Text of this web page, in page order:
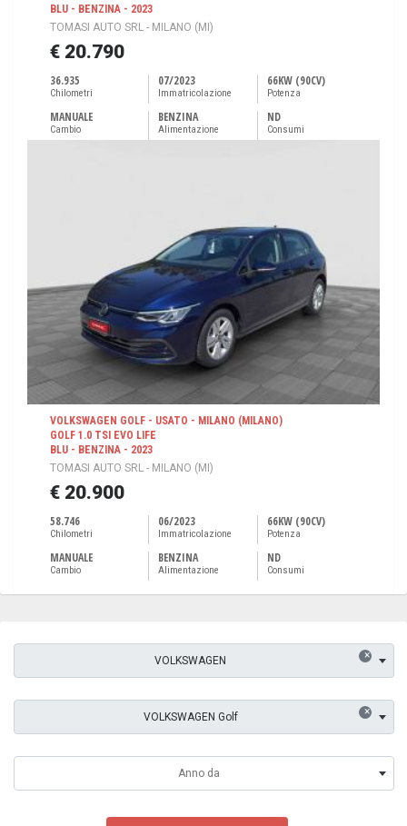
BLU - BENZINA - 2023
TOMASI AUTO SRL - MILANO (MI)
€ 20.790
36.935
Chilometri
07/2023
Immatricolazione
66KW (90CV)
Potenza
MANUALE
Cambio
BENZINA
Alimentazione
ND
Consumi
VOLKSWAGEN GOLF - USATO - MILANO (MILANO)
GOLF 1.0 TSI EVO LIFE
BLU - BENZINA - 2023
TOMASI AUTO SRL - MILANO (MI)
€ 20.900
58.746
Chilometri
06/2023
Immatricolazione
66KW (90CV)
Potenza
MANUALE
Cambio
BENZINA
Alimentazione
ND
Consumi
×
VOLKSWAGEN
×
VOLKSWAGEN Golf
Anno da